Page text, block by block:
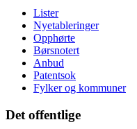
Lister
Nyetableringer
Opphørte
Børsnotert
Anbud
Patentsok
Fylker og kommuner
Det offentlige